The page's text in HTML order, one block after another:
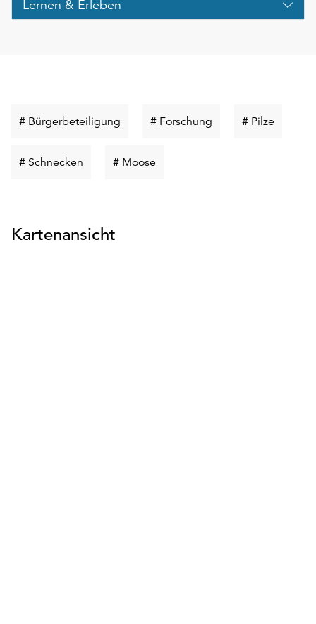
Lernen & Erleben
# Bürgerbeteiligung Schlüsselwort
# Forschung Schlüsselwort
# Pilze
# Schnecken Schlüsselwort
# Moose
Kartenansicht